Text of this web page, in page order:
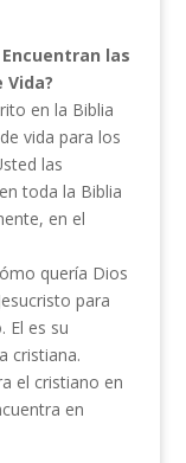
Encuentran las
Vida?
en la Biblia
vida para los
las
toda la Biblia
en el
quería Dios
para
El es su
cristiana.
el cristiano en
en